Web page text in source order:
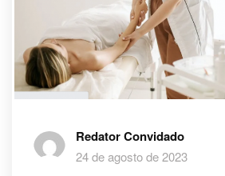
Redator Convidado
24 de agosto de 2023